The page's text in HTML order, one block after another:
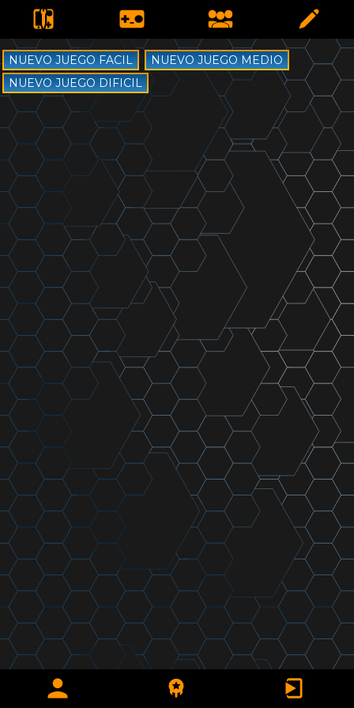
Regístrate
para apostar y ganar PLANETAS
NUEVO JUEGO FACIL
NUEVO JUEGO MEDIO
NUEVO JUEGO DIFICIL